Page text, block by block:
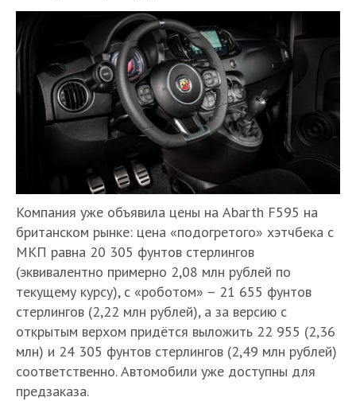
Компания уже объявила цены на Abarth F595 на
британском рынке: цена «подогретого» хэтчбека с
МКП равна 20 305 фунтов стерлингов
(эквивалентно примерно 2,08 млн рублей по
текущему курсу), с «роботом» – 21 655 фунтов
стерлингов (2,22 млн рублей), а за версию с
открытым верхом придётся выложить 22 955 (2,36
млн) и 24 305 фунтов стерлингов (2,49 млн рублей)
соответственно. Автомобили уже доступны для
предзаказа.